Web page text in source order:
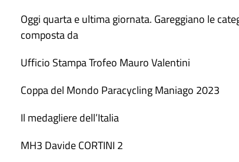
Oggi quarta e ultima giornata. Gareggiano le
composta da
Ufficio Stampa Trofeo Mauro Valentini
Coppa del Mondo Paracycling Maniago 2023
Il medagliere dell’Italia
MH3 Davide CORTINI 2